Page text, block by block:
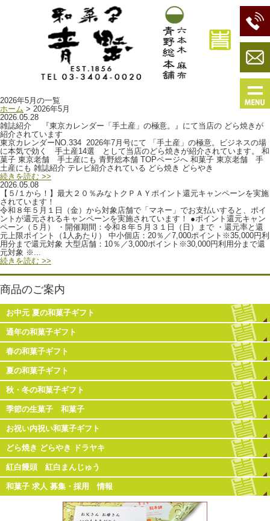
2026年5月の一覧
ホーム > 2026年5月
2026.05.28
雑誌紹介 『東京カレンダー「手土産」の極意。』にて当店の どら焼きが
紹介されています
東京カレンダーNO.334 2026年7月号にて 「手土産」の極意。ビジネスの場
に本気で効く 手土産14選 として当店のどら焼きが紹介されています。 和
菓子 東京老舗 手土産にも 青野総本舗 TOPページへ 和菓子 東京老舗 手
土産にも 雑誌紹介 テレビ紹介されている どら焼き どらやき
続きを読む >>
2026.05.08
【５/１から！】最大２０％みなトクＰＡＹポイント還元キャンペーンを実施
されています！
令和８年５月１日（金）から対象店舗で「マネー」でお支払いすると、ポイ
ントが還元されるキャンペーンを実施されています！ ●ポイント還元キャン
ペーン（５月） ・開催期間：令和８年５月３１日（日）まで ・還元率と還
元上限ポイント（1人あたり） 中小個店：20％／7,000ポイント※35,000円利
用分まで還元対象 大型店舗：10％／3,000ポイント※30,000円利用分まで還
元対象 ※...
続きを読む >>
商品のご案内
お中元 夏の和菓子ギフト
通年の和菓子ギフト
春の和菓子ギフト
夏の和菓子ギフト
秋・冬の和菓子ギフト
季節の生菓子 和菓子
お祝い内祝い和菓子ギフト
どら焼き どらやき ドラヤキ
紅白饅頭 紅白まんじゅう
和菓子 求人 募集・採用 情報